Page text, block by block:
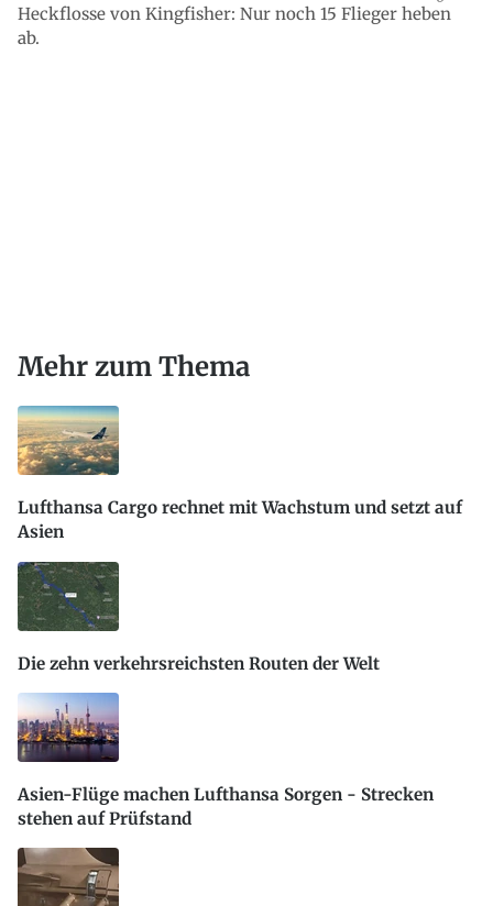
Heckflosse von Kingfisher: Nur noch 15 Flieger heben
ab.
Mehr zum Thema
Lufthansa Cargo rechnet mit Wachstum und setzt auf
Asien
Die zehn verkehrsreichsten Routen der Welt
Asien-Flüge machen Lufthansa Sorgen - Strecken
stehen auf Prüfstand